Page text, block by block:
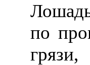
по